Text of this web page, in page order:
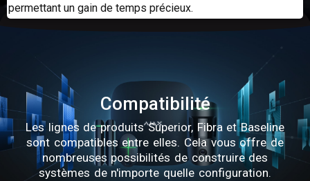
permettant un gain de temps précieux.
Compatibilité
Les lignes de produits Superior, Fibra et Baseline
sont compatibles entre elles. Cela vous offre de
nombreuses possibilités de construire des
systèmes de n'importe quelle configuration.